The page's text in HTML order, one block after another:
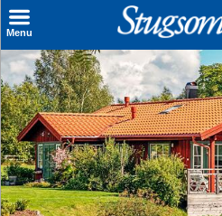
Menu
Sök stuga
Sista Minuten
Genvägar
Inspiration